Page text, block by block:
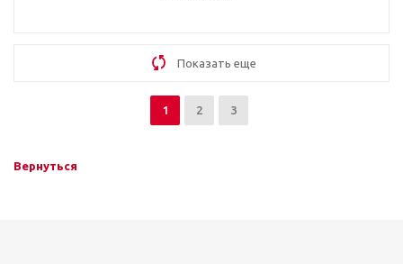
Показать еще
1 2 3
Вернуться